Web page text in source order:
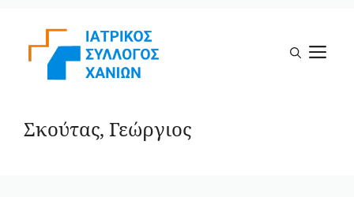
περιεχόμενο
Σκούτας, Γεώργιος